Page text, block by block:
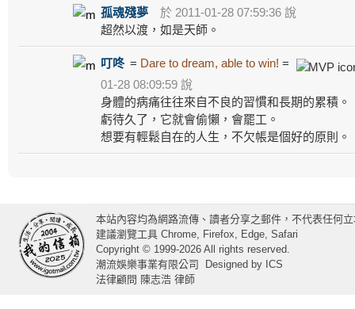
孤魂殘夢
於 2011-01-28 07:59:36 說
超然以渡，如是天師。
叮咚 = Dare to dream, able to win! =
01-28 08:09:59 說
身體的病痛往往來自不良的習慣和長期的累積。
虧待久了，它就會偷懶，會罷工。
想要有輕鬆自在的人生，不欠帳是個好的原則。
本站內容均為網路流傳、讀者分享之郵件，不代表任何
建議瀏覽工具 Chrome, Firefox, Edge, Safari
Copyright © 1999-2026 All rights reserved.
潮流娛樂事業有限公司
Designed by ICS
法律顧問 陳志浩 律師